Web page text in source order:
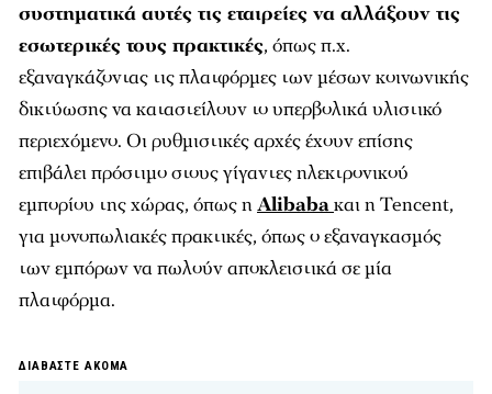
συστηματικά αυτές τις εταιρείες να αλλάξουν τις
εσωτερικές τους πρακτικές, όπως π.χ.
εξαναγκάζοντας τις πλατφόρμες των μέσων κοινωνικής
δικτύωσης να καταστείλουν το υπερβολικά υλιστικό
περιεχόμενο. Οι ρυθμιστικές αρχές έχουν επίσης
επιβάλει πρόστιμο στους γίγαντες ηλεκτρονικού
εμπορίου της χώρας, όπως ηAlibabaκαι η Tencent,
για μονοπωλιακές πρακτικές, όπως ο εξαναγκασμός
των εμπόρων να πωλούν αποκλειστικά σε μία
πλατφόρμα.
ΔΙΑΒΑΣΤΕ ΑΚΟΜΑ